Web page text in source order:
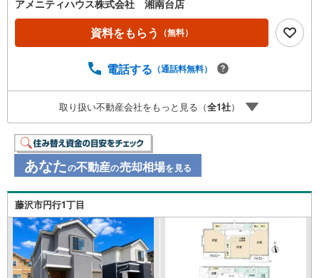
アメニティハウス株式会社 湘南台店
資料をもらう （無料）
電話する （通話料無料）
取り扱い不動産会社をもっと見る（全1社）
あなたの不動産の売却相場を見る
藤沢市円行1丁目